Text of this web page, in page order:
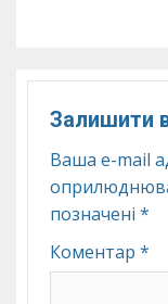
Залишити
Ваша e-mail
позначені *
Коментар *